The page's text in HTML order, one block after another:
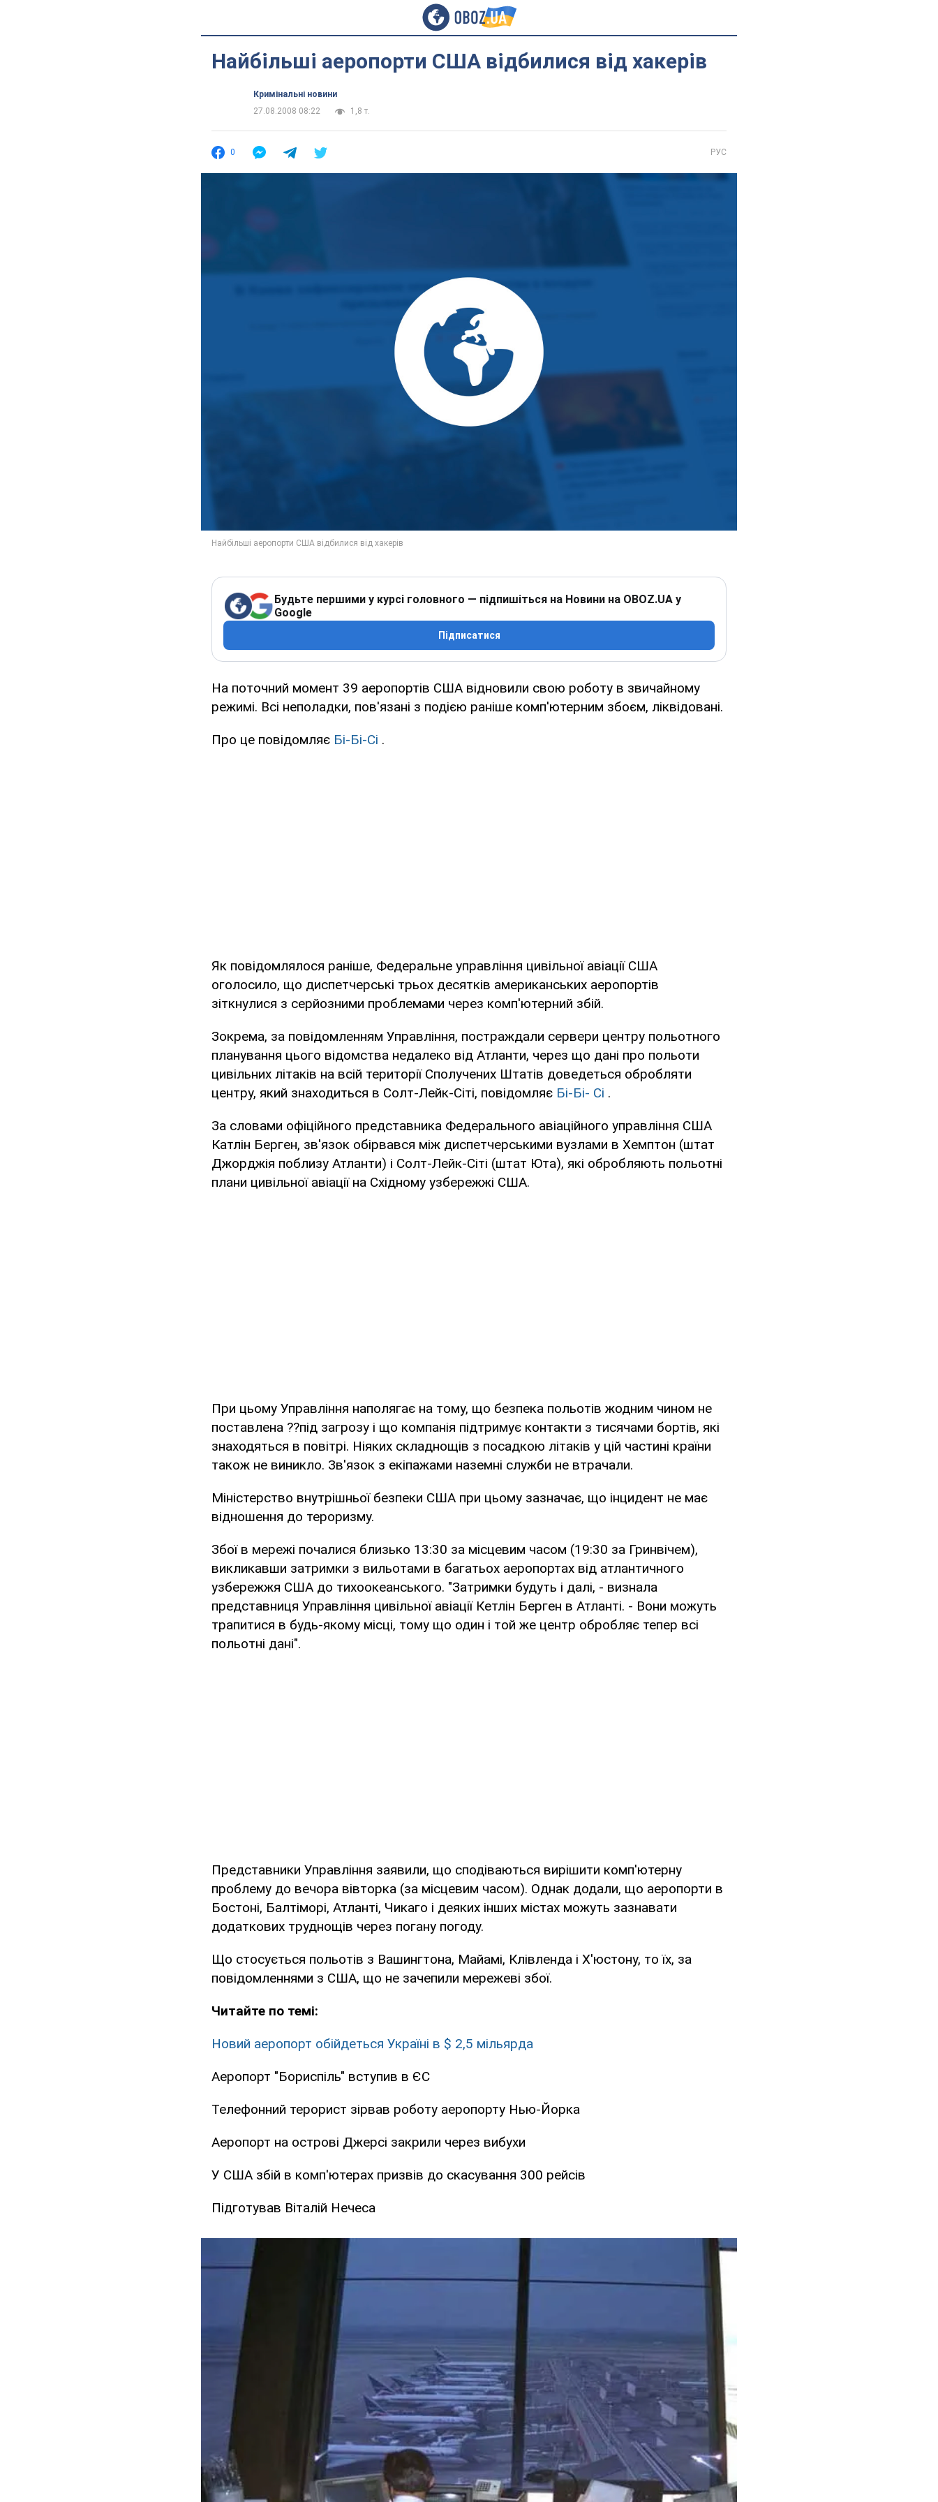
Найбільші аеропорти США відбилися від хакерів
Кримінальні новини
27.08.2008 08:22
1,8 т.
0 РУС
Будьте першими у курсі головного — підпишіться на Новини на OBOZ.UA у
Google
Підписатися
На поточний момент 39 аеропортів США відновили свою роботу в звичайному
режимі. Всі неполадки, пов'язані з подією раніше комп'ютерним збоєм, ліквідовані.
Про це повідомляє Бі-Бі-Сі .
Як повідомлялося раніше, Федеральне управління цивільної авіації США
оголосило, що диспетчерські трьох десятків американських аеропортів
зіткнулися з серйозними проблемами через комп'ютерний збій.
Зокрема, за повідомленням Управління, постраждали сервери центру польотного
планування цього відомства недалеко від Атланти, через що дані про польоти
цивільних літаків на всій території Сполучених Штатів доведеться обробляти
центру, який знаходиться в Солт-Лейк-Сіті, повідомляє Бі-Бі- Сі .
За словами офіційного представника Федерального авіаційного управління США
Катлін Берген, зв'язок обірвався між диспетчерськими вузлами в Хемптон (штат
Джорджія поблизу Атланти) і Солт-Лейк-Сіті (штат Юта), які обробляють польотні
плани цивільної авіації на Східному узбережжі США.
При цьому Управління наполягає на тому, що безпека польотів жодним чином не
поставлена ??під загрозу і що компанія підтримує контакти з тисячами бортів, які
знаходяться в повітрі. Ніяких складнощів з посадкою літаків у цій частині країни
також не виникло. Зв'язок з екіпажами наземні служби не втрачали.
Міністерство внутрішньої безпеки США при цьому зазначає, що інцидент не має
відношення до тероризму.
Збої в мережі почалися близько 13:30 за місцевим часом (19:30 за Гринвічем),
викликавши затримки з вильотами в багатьох аеропортах від атлантичного
узбережжя США до тихоокеанського. "Затримки будуть і далі, - визнала
представниця Управління цивільної авіації Кетлін Берген в Атланті. - Вони можуть
трапитися в будь-якому місці, тому що один і той же центр обробляє тепер всі
польотні дані".
Представники Управління заявили, що сподіваються вирішити комп'ютерну
проблему до вечора вівторка (за місцевим часом). Однак додали, що аеропорти в
Бостоні, Балтіморі, Атланті, Чикаго і деяких інших містах можуть зазнавати
додаткових труднощів через погану погоду.
Що стосується польотів з Вашингтона, Майамі, Клівленда і Х'юстону, то їх, за
повідомленнями з США, що не зачепили мережеві збої.
Читайте по темі:
Новий аеропорт обійдеться Україні в $ 2,5 мільярда
Аеропорт "Бориспіль" вступив в ЄС
Телефонний терорист зірвав роботу аеропорту Нью-Йорка
Аеропорт на острові Джерсі закрили через вибухи
У США збій в комп'ютерах призвів до скасування 300 рейсів
Підготував Віталій Нечеса